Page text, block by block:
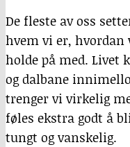
De fleste av oss
hvem vi er,
holde på med. Livet
og dalbane
trenger vi virkelig
føles ekstra godt å
tungt og vanskelig.